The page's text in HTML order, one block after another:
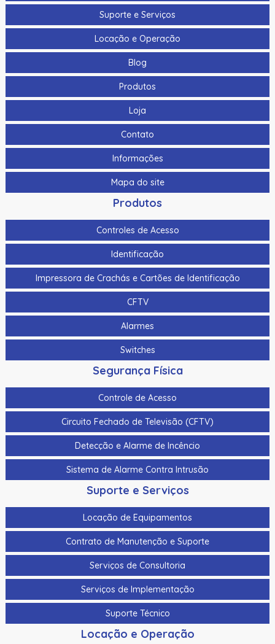
Suporte e Serviços
Locação e Operação
Blog
Produtos
Loja
Contato
Informações
Mapa do site
Produtos
Controles de Acesso
Identificação
Impressora de Crachás e Cartões de Identificação
CFTV
Alarmes
Switches
Segurança Física
Controle de Acesso
Circuito Fechado de Televisão (CFTV)
Detecção e Alarme de Incêncio
Sistema de Alarme Contra Intrusão
Suporte e Serviços
Locação de Equipamentos
Contrato de Manutenção e Suporte
Serviços de Consultoria
Serviços de Implementação
Suporte Técnico
Locação e Operação